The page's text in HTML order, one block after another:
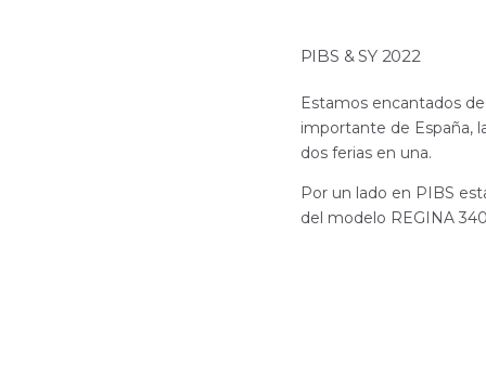
PIBS & SY 2022
Estamos encantados
importante de España,
dos ferias en una.
Por un lado en PIBS
del modelo REGINA